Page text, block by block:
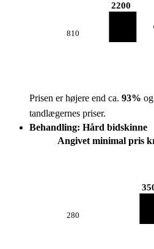
810
2200
Prisen er højere end ca. 93%
tandlægernes priser.
Behandling: Hård bidskinne
Angivet minimal pris
280